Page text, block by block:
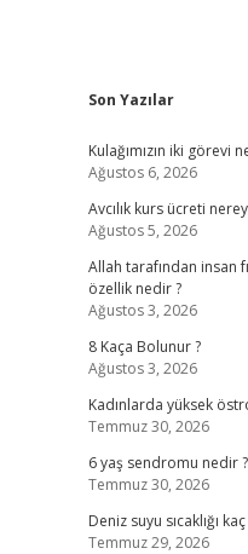
Sidebar
Son Yazılar
Kulağımızın iki görevi
Ağustos 6, 2026
Avcılık kurs ücreti
Ağustos 5, 2026
Allah tarafından insan
özellik nedir ?
Ağustos 3, 2026
8 Kaça Bolunur ?
Ağustos 3, 2026
Kadınlarda yüksek
Temmuz 30, 2026
6 yaş sendromu nedir ?
Temmuz 30, 2026
Deniz suyu sıcaklığı
Temmuz 29, 2026